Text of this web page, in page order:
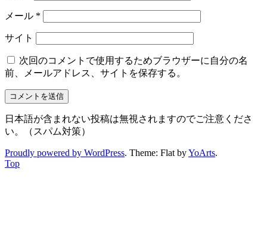
メール *
サイト
次回のコメントで使用するためブラウザーに自分の名
前、メールアドレス、サイトを保存する。
日本語が含まれない投稿は無視されますのでご注意くださ
い。（スパム対策）
Proudly powered by WordPress. Theme: Flat byYoArts.
Top